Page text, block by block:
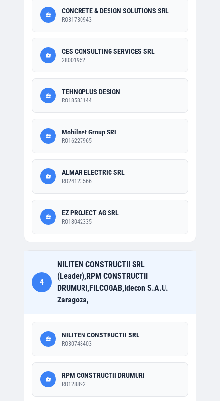
CONCRETE & DESIGN SOLUTIONS SRL
RO31730943
CES CONSULTING SERVICES SRL
28001952
TEHNOPLUS DESIGN
RO18583144
Mobilnet Group SRL
RO16227965
ALMAR ELECTRIC SRL
RO24123566
EZ PROJECT AG SRL
RO18042335
4
NILITEN CONSTRUCTII SRL
(Leader),RPM CONSTRUCTII
DRUMURI,FILCOGAB,Idecon S.A.U.
Zaragoza,
NILITEN CONSTRUCTII SRL
RO30748403
RPM CONSTRUCTII DRUMURI
RO128892